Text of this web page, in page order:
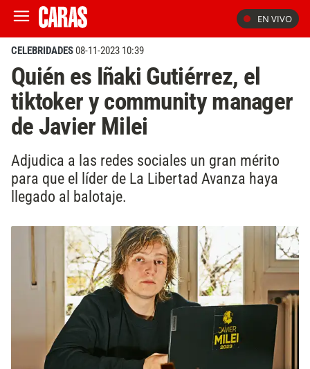
EN VIVO
CELEBRIDADES08-11-2023 10:39
Quién es Iñaki Gutiérrez, el
tiktoker y community manager
de Javier Milei
Adjudica a las redes sociales un gran mérito
para que el líder de La Libertad Avanza haya
llegado al balotaje.